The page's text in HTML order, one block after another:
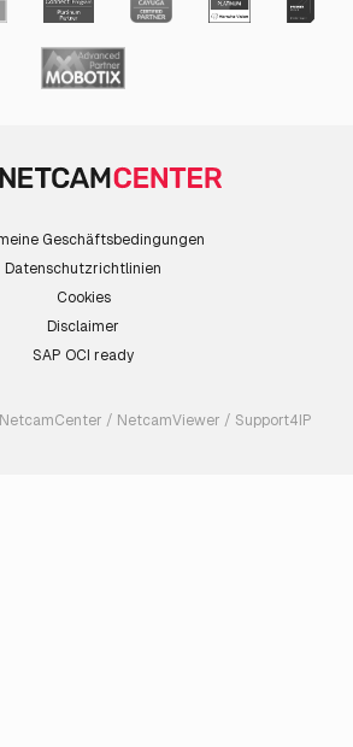
Geschäftsbedingungen
Datenschutzrichtlinien
Cookies
Disclaimer
SAP OCI ready
/ NetcamViewer / Support4IP